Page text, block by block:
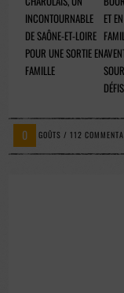
INCONTOURNABLE
DE SAÔNE-ET-LOIRE
POUR UNE SORTIE EN
FAMILLE
ET
DÉFIS
0 GOÛTS / 112